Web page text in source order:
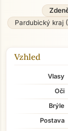
Pardubický kraj
Vzhled
Vlasy
Oči
Brýle
Postava